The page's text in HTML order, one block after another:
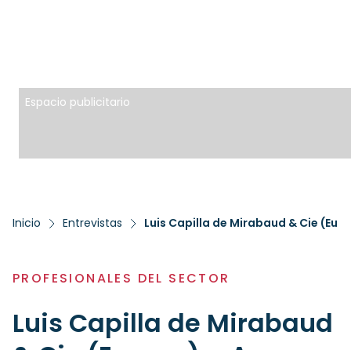
Espacio publicitario
Inicio Entrevistas Luis Capilla de Mirabaud & Cie
PROFESIONALES DEL SECTOR
Luis Capilla de Mirabaud